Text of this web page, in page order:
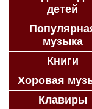
детей
музыка
Книги
Хоровая
Клавиры